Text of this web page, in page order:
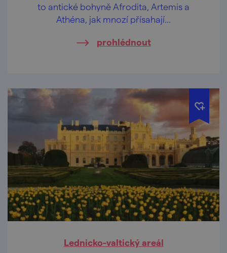
to antické bohyně Afrodita, Artemis a
Athéna, jak mnozí přísahají…
prohlédnout
Lednicko-valtický areál